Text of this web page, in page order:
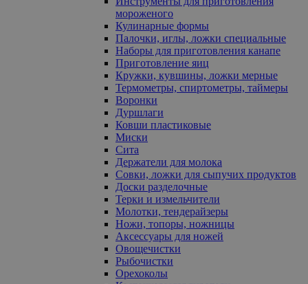
мороженого
Кулинарные формы
Палочки, иглы, ложки специальные
Наборы для приготовления канапе
Приготовление яиц
Кружки, кувшины, ложки мерные
Термометры, спиртометры, таймеры
Воронки
Дуршлаги
Ковши пластиковые
Миски
Сита
Держатели для молока
Совки, ложки для сыпучих продуктов
Доски разделочные
Терки и измельчители
Молотки, тендерайзеры
Ножи, топоры, ножницы
Аксессуары для ножей
Овощечистки
Рыбочистки
Орехоколы